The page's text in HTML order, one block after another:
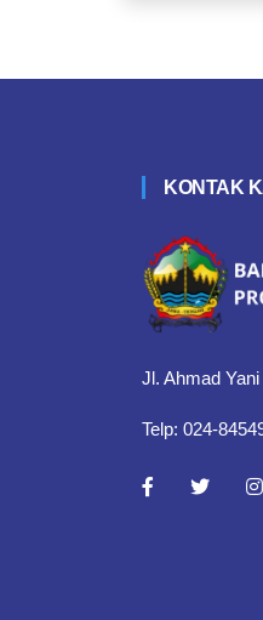
KONTAK
Jl. Ahmad
Telp: 024-